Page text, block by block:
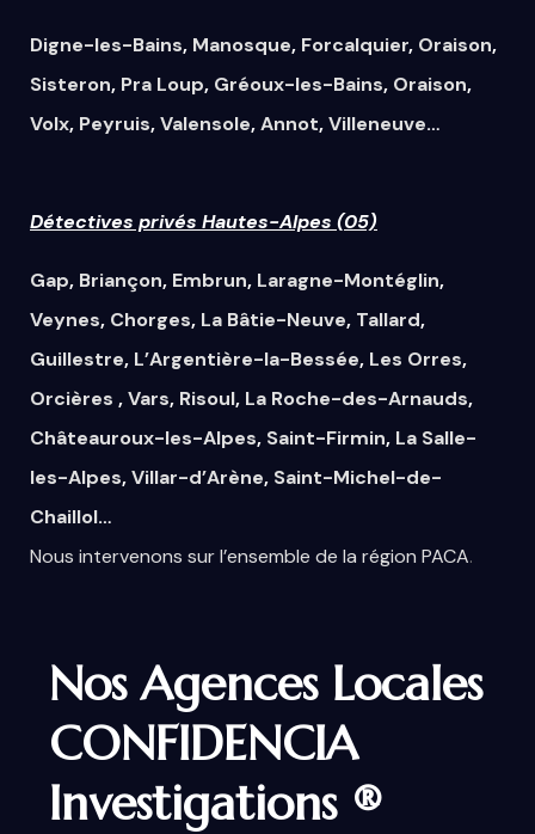
Digne-les-Bains, Manosque, Forcalquier, Oraison,
Sisteron, Pra Loup, Gréoux-les-Bains, Oraison,
Volx, Peyruis,Valensole,Annot,Villeneuve…
Détectives privés Hautes-Alpes (05)
Gap, Briançon, Embrun, Laragne-Montéglin,
Veynes, Chorges, La Bâtie-Neuve, Tallard,
Guillestre, L’Argentière-la-Bessée, Les Orres,
Orcières ,Vars, Risoul, La Roche-des-Arnauds,
Châteauroux-les-Alpes, Saint-Firmin, La Salle-
les-Alpes,Villar-d’Arène, Saint-Michel-de-
Chaillol…
Nous intervenons surl’ensemble de la région PACA.
Nos Agences Locales
CONFIDENCIA
Investigations ®